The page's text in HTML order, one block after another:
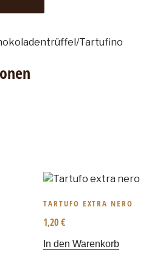
Tartufino
TARTUFO EXTRA NERO
1,20€
In den Warenkorb